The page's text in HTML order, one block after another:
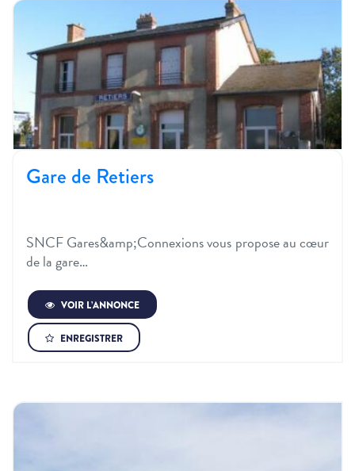
Gare de Retiers
SNCF Gares&amp;Connexions vous propose au cœur
de la gare…
VOIR L’ANNONCE
ENREGISTRER